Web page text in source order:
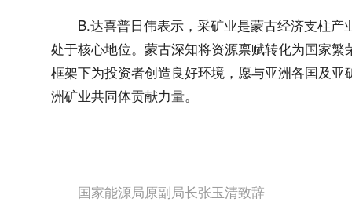
B.达喜普日伟表示，采矿业是蒙古经济支柱
处于核心地位。蒙古深知将资源禀赋转化为国家
框架下为投资者创造良好环境，愿与亚洲各国及
洲矿业共同体贡献力量。
国家能源局原副局长张玉清致辞